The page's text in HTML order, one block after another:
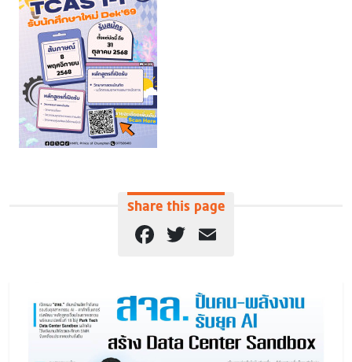
Share this page
Facebook
Twitter